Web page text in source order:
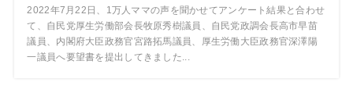
2022年7月22日、1万人ママの声を聞かせてアンケート結果と合わせ
て、自民党厚生労働部会長牧原秀樹議員、自民党政調会長高市早苗
議員、内閣府大臣政務官宮路拓馬議員、厚生労働大臣政務官深澤陽
一議員へ要望書を提出してきました...